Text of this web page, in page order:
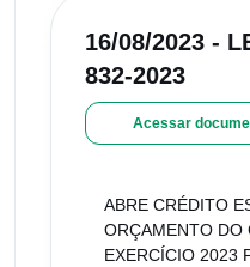
16/08/2023 -
832-2023
Acessar
ABRE CRÉDITO
ORÇAMENTO DO
EXERCÍCIO 2023